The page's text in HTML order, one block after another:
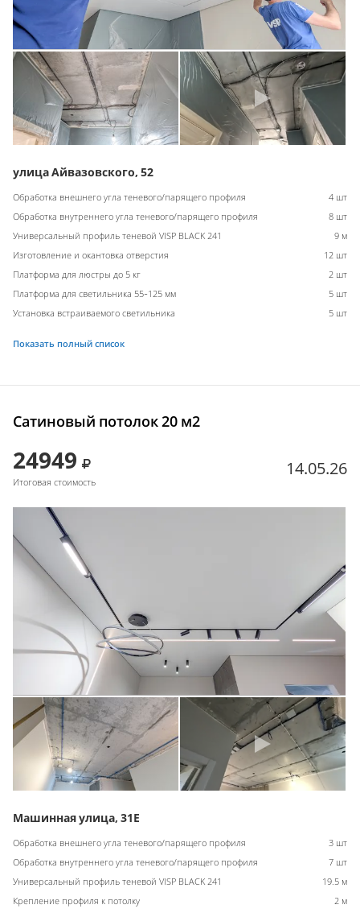
улица Айвазовского, 52
Обработка внешнего угла теневого/парящего профиля
4 шт
Обработка внутреннего угла теневого/парящего профиля
8 шт
Универсальный профиль теневой VISP BLACK 241
9 м
Изготовление и окантовка отверстия
12 шт
Платформа для люстры до 5 кг
2 шт
Платформа для светильника 55-125 мм
5 шт
Установка встраиваемого светильника
5 шт
Показать полный список
Сатиновый потолок 20 м2
24949
Итоговая стоимость
14.05.26
Машинная улица, 31Е
Обработка внешнего угла теневого/парящего профиля
3 шт
Обработка внутреннего угла теневого/парящего профиля
7 шт
Универсальный профиль теневой VISP BLACK 241
19.5 м
Крепление профиля к потолку
2 м